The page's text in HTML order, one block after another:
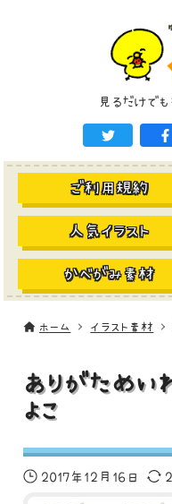
見るだけで
ご利用規約
人気イラスト
かべがみ素材
ホーム イラスト素材
ありがためい
よこ
2017年12月16日